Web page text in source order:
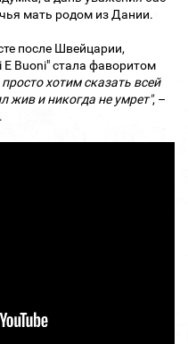
мать родом из Дании.
после Швейцарии,
Buoni" стала фаворитом
хотим сказать всей
жив и никогда не умрет", –